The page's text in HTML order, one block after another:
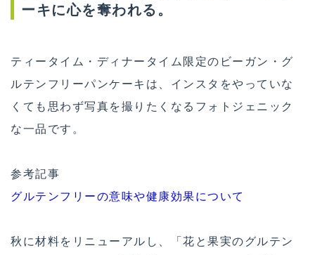
ーキに心を奪われる。
ティータイム・ディナータイム限定のビーガン・グ
ルテンフリーパンケーキは、インスタをやっていな
くても思わず写真を撮りたくなるフォトジェニック
な一品です。
参考記事
グルテンフリーの意味や健康効果について
秋に材料をリニューアルし、「花と果実のグルテン